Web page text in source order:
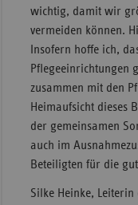
wichtig, damit wir
vermeiden können.
Insofern hoffe ich,
Pflegeeinrichtungen
zusammen mit den
Heimaufsicht dieses
der gemeinsamen
auch im
Beteiligten für die
Silke Heinke,